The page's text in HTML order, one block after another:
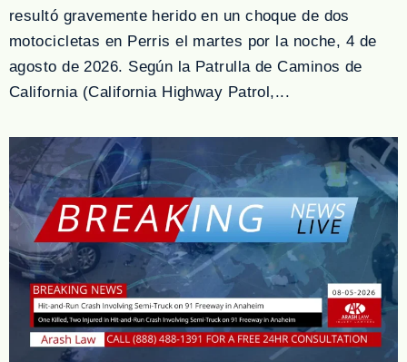
resultó gravemente herido en un choque de dos
motocicletas en Perris el martes por la noche, 4 de
agosto de 2026. Según la Patrulla de Caminos de
California (California Highway Patrol,...